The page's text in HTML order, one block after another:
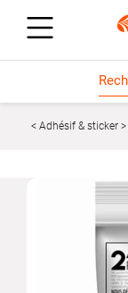
Adhésif & sticker